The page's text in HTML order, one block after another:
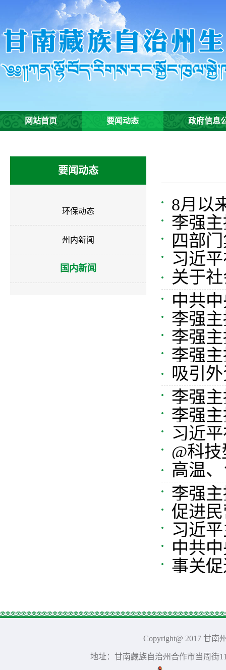
网站首页 要闻动态 政府信息
要闻动态
环保动态
州内新闻
国内新闻
8月以
李强
有关工
四部
习近
的战略
关于
你关心
中共
例》《
李强
量发展
李强
央决策
李强
吸引
映？权
李强
于防汛
李强
于当前
习近
阶 奋力
@科
高温
障？
李强
况汇报
促进
习近
强耕地
中共
事关
Copyright@ 2017 甘南
地址：甘南藏族自治州合作市当周街